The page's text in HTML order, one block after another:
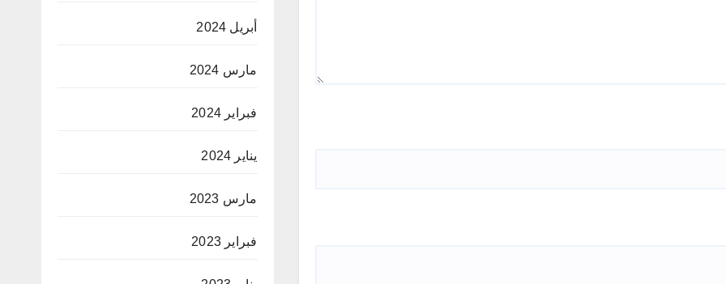
أبريل 2024
مارس 2024
فبراير 2024
يناير 2024
مارس 2023
فبراير 2023